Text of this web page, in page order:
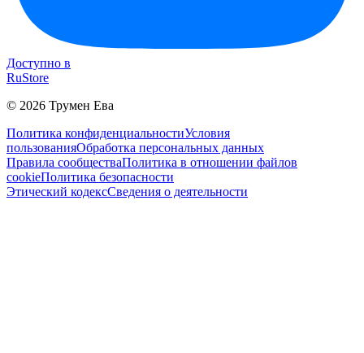
Доступно в
RuStore
© 2026 Трумен Ева
Политика конфиденциальностиУсловия
пользованияОбработка персональных данных
Правила сообществаПолитика в отношении файлов
cookieПолитика безопасности
Этический кодексСведения о деятельности